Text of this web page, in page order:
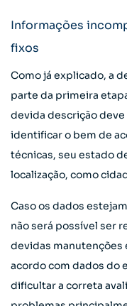
Informações
fixos
Como já explicado, a
parte da primeira
devida descrição
identificar o bem de
técnicas, seu estado
localização, como
Caso os dados
não será possível ser
devidas manutenções
acordo com dados do
dificultar a correta